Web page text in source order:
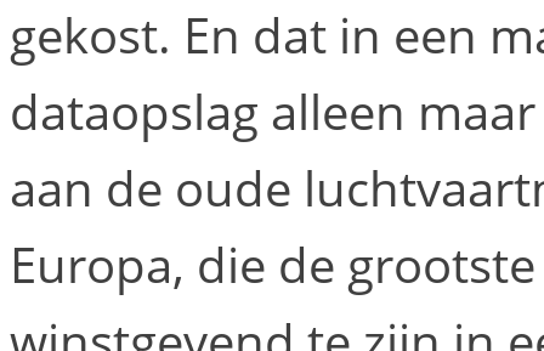
gekost. En dat in een
dataopslag alleen
aan de oude
Europa, die de